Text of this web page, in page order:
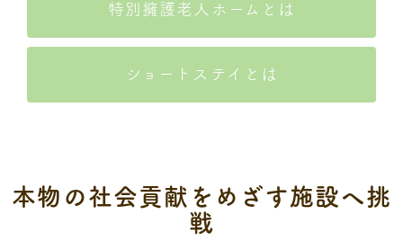
特別擁護老人ホームとは
ショートステイとは
本物の社会貢献をめざす施設へ挑
戦